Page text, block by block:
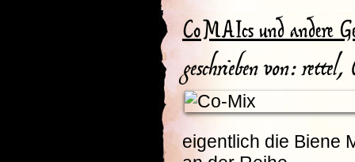
CoMAIcs und andere
geschrieben von:
eigentlich die Biene